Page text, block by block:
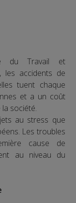
du Travail et
les accidents de
tuent chaque
et a un coût
société.
au stress que
Les troubles
cause de
au niveau du